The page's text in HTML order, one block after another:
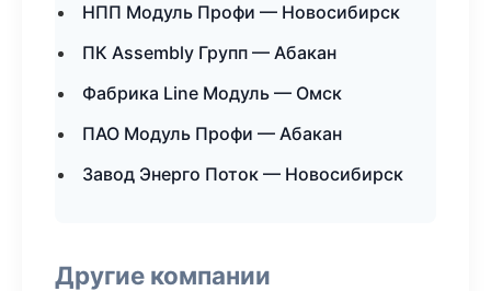
НПП Модуль Профи — Новосибирск
ПК Assembly Групп — Абакан
Фабрика Line Модуль — Омск
ПАО Модуль Профи — Абакан
Завод Энерго Поток — Новосибирск
Другие компании